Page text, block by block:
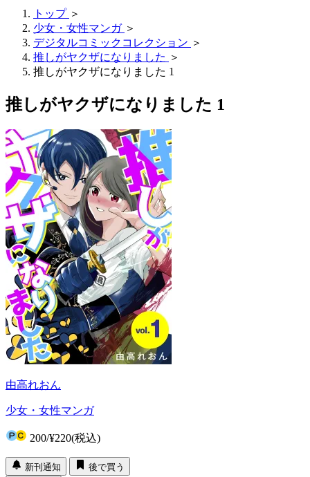
トップ ＞
少女・女性マンガ ＞
デジタルコミックコレクション ＞
推しがヤクザになりました ＞
推しがヤクザになりました 1
推しがヤクザになりました 1
由高れおん
少女・女性マンガ
200/¥220(税込)
新刊通知
後で買う